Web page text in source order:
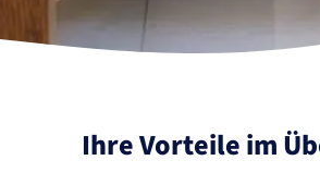
Ihre Vorteile im